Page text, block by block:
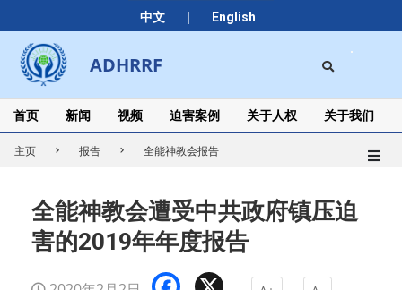
中文 | English
to
content
ADHRRF
Secondary
Navigation
Menu
首页 新闻 视频 迫害案例 关于人权 关于我们
主页 报告 全能神教会报告
全能神教会遭受中共政府镇压迫
害的2019年年度报告